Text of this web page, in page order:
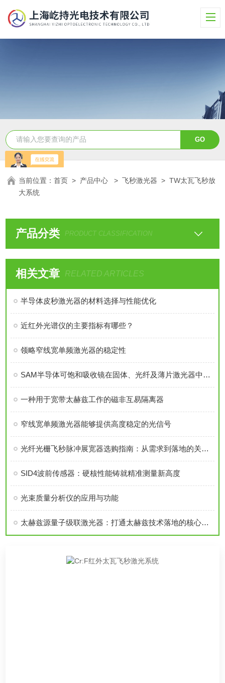
当前位置：首页 > 产品中心 >飞秒激光器 >TW太瓦飞秒放
大系统
产品分类 PRODUCT CLASSIFICATION
相关文章 RELATED ARTICLES
半导体皮秒激光器的材料选择与性能优化
近红外光谱仪的主要指标有哪些？
领略窄线宽单频激光器的稳定性
SAM半导体可饱和吸收镜在固体、光纤及薄片激光器中的全场景应用
一种用于宽带太赫兹工作的磁非互易隔离器
窄线宽单频激光器能够提供高度稳定的光信号
光纤光栅飞秒脉冲展宽器选购指南：从需求到落地的关键考量
SID4波前传感器：硬核性能铸就精准测量新高度
光束质量分析仪的应用与功能
太赫兹源量子级联激光器：打通太赫兹技术落地的核心枢纽